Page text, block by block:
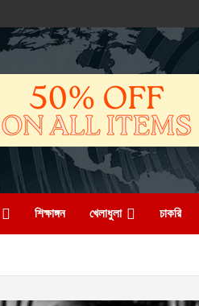
শিক্ষাঙ্গন খেলাধুলা চাকরি